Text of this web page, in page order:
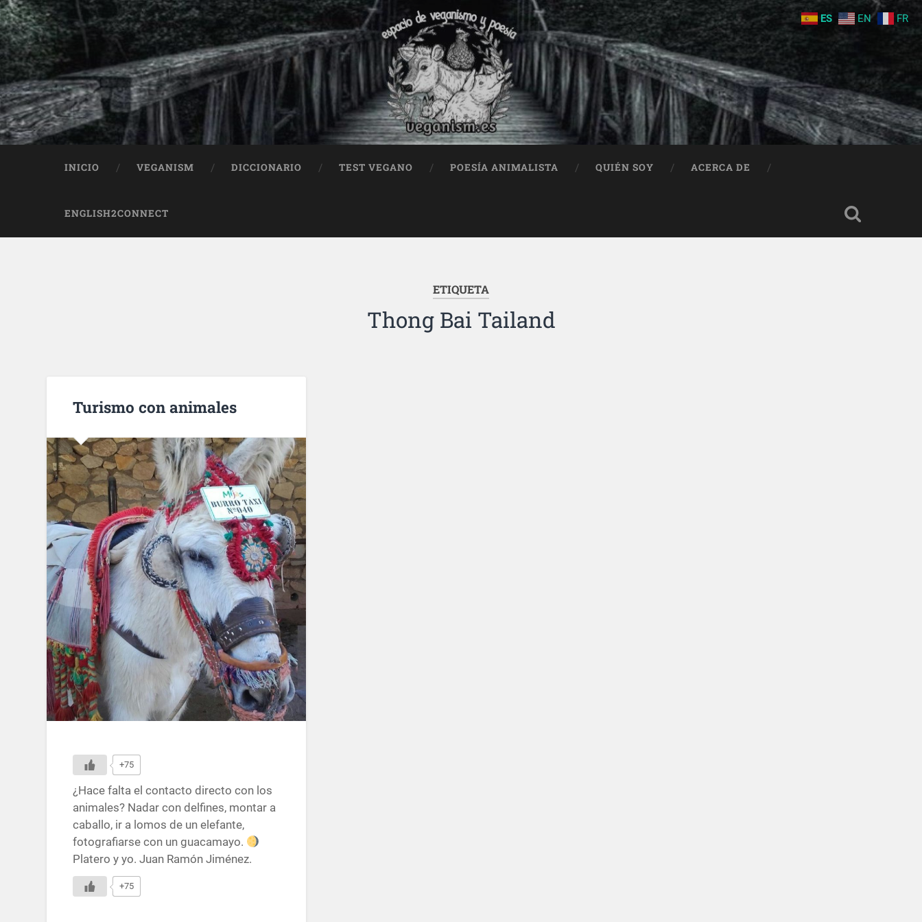
INICIO VEGANISM DICCIONARIO TEST VEGANO POESÍA ANIMALISTA QUIÉN SOY ACERCA DE
ENGLISH2CONNECT
ETIQUETA
Thong Bai Tailand
Turismo con animales
+75
¿Hace falta el contacto directo con los
animales? Nadar con delfines, montar a
caballo, ir a lomos de un elefante,
fotografiarse con un guacamayo.
Platero y yo. Juan Ramón Jiménez.
+75
ES EN FR